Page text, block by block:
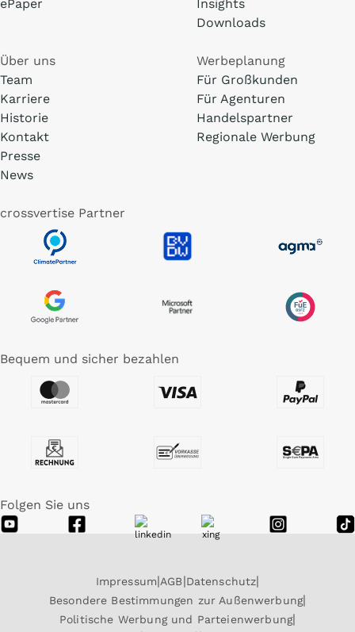
ePaper
Insights
Downloads
Über uns
Team
Karriere
Historie
Kontakt
Presse
News
Werbeplanung
Für Großkunden
Für Agenturen
Handelspartner
Regionale Werbung
crossvertise Partner
Bequem und sicher bezahlen
Folgen Sie uns
Impressum AGB Datenschutz
Besondere Bestimmungen zur Außenwerbung
Politische Werbung und Parteienwerbung